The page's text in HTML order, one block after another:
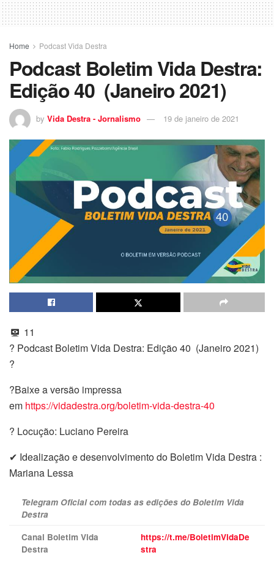
Home Podcast Vida Destra
Podcast Boletim Vida Destra:
Edição 40 (Janeiro 2021)
by Vida Destra - Jornalismo 19 de janeiro de 2021
11
? Podcast Boletim Vida Destra: Edição 40 (Janeiro 2021)
?
?Baixe a versão impressa
em https://vidadestra.org/boletim-vida-destra-40
? Locução: Luciano Pereira
✔ Idealização e desenvolvimento do Boletim Vida Destra :
Mariana Lessa
Telegram Oficial com todas as edições do Boletim Vida
Destra
Canal Boletim Vida
Destra
https://t.me/BoletimVidaDe
stra